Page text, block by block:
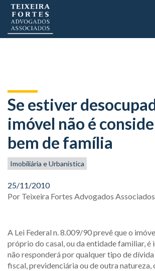
Se estiver
imóvel não é
bem de família
Imobiliária e Urbanística
25/11/2010
Por Teixeira Fortes Advogados Associados
A Lei Federal n. 8.009/90 prevê que o
próprio do casal, ou da entidade familiar, é
não responderá por qualquer tipo de
fiscal, previdenciária ou de outra natureza,